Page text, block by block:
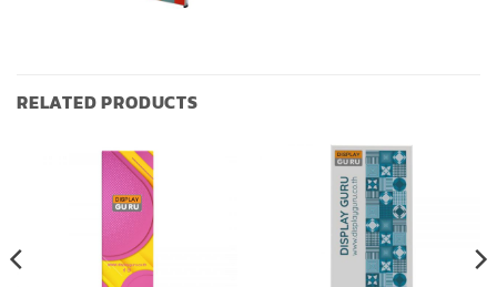
RELATED PRODUCTS